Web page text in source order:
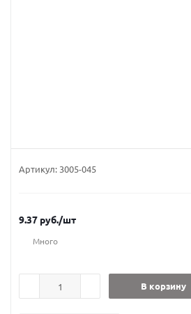
Артикул: 3005-045
9.37 руб./шт
Много
В корзину